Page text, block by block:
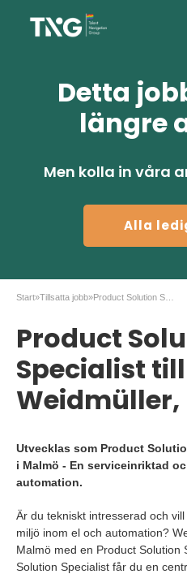
Detta
längre
Men kolla in våra
Alla
Start»Tillsatta jobb»
Product
Specialist till
Utvecklas som Product
i Malmö - En serviceinriktad
automation.
Är du tekniskt intresserad och
miljö inom el och automation?
Malmö med en Product Solution
Solution Specialist får du en